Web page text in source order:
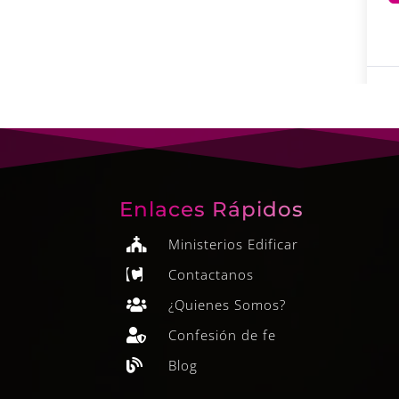
Enlaces Rápidos
 Ministerios Edificar
 Contactanos
 ¿Quienes Somos?
 Confesión de fe
 Blog